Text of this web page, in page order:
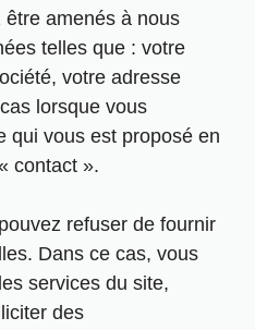
amenés à nous
telles que : votre
votre adresse
lorsque vous
qui vous est proposé en
contact ».
refuser de fournir
Dans ce cas, vous
services du site,
des